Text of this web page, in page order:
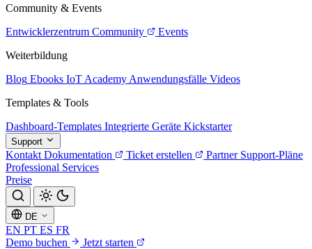
Community & Events
Entwicklerzentrum Community
Events
Weiterbildung
Blog Ebooks IoT Academy Anwendungsfälle Videos
Templates & Tools
Dashboard-Templates Integrierte Geräte Kickstarter
Support
Kontakt Dokumentation Ticket erstellen Partner Support-Pläne
Professional Services
Preise
DE
EN PT ES FR
Demo buchen
Jetzt starten